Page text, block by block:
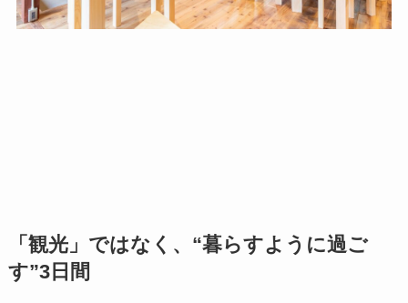
「観光」ではなく、“暮らすように過ご
す”3日間